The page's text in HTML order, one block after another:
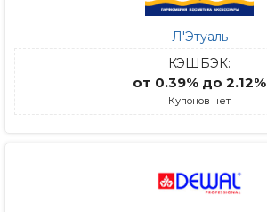
Л'Этуаль
КЭШБЭК:
от 0.39% до 2.12%
Купонов нет